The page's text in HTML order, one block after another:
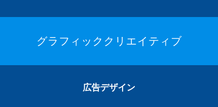
グラフィッククリエイティブ
広告デザイン